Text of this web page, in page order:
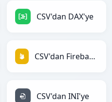
CSV'dan DAX'ye
CSV'dan Firebase'ye
CSV'dan INI'ye